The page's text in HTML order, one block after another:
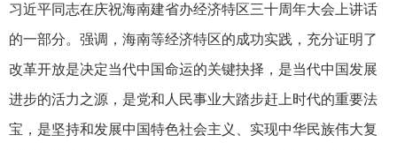
习近平同志在庆祝海南建省办经济特区三十周年大会上讲话
的一部分。强调，海南等经济特区的成功实践，充分证明了
改革开放是决定当代中国命运的关键抉择，是当代中国发展
进步的活力之源，是党和人民事业大踏步赶上时代的重要法
宝，是坚持和发展中国特色社会主义、实现中华民族伟大复